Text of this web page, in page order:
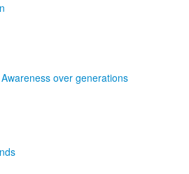
over generations